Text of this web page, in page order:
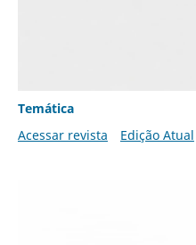
Temática
Acessar revista
Edição Atual